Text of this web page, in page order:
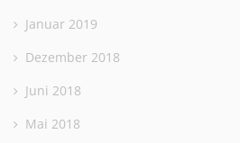
Januar 2019
Dezember 2018
Juni 2018
Mai 2018